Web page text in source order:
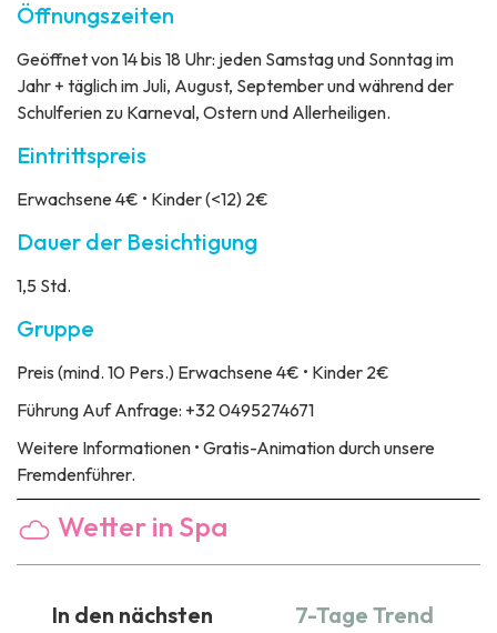
Öffnungszeiten
Geöffnet von 14 bis 18 Uhr: jeden Samstag und Sonntag im
Jahr + täglich im Juli, August, September und während der
Schulferien zu Karneval, Ostern und Allerheiligen.
Eintrittspreis
Erwachsene 4€ • Kinder (<12) 2€
Dauer der Besichtigung
1,5 Std.
Gruppe
Preis (mind. 10 Pers.) Erwachsene 4€ • Kinder 2€
Führung Auf Anfrage: +32 0495274671
Weitere Informationen • Gratis-Animation durch unsere
Fremdenführer.
Wetter in Spa
In den nächsten
7-Tage Trend